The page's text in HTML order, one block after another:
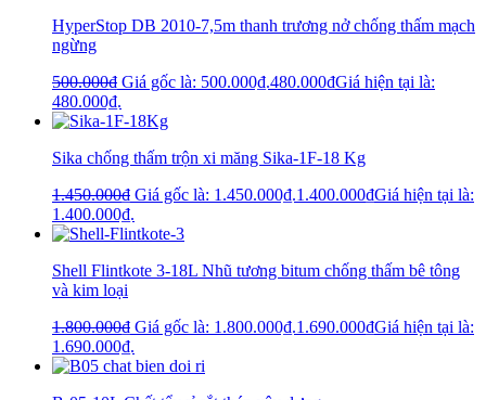
HyperStop DB 2010-7,5m thanh trương nở chống thấm mạch
ngừng
500.000₫ Giá gốc là: 500.000₫.480.000₫Giá hiện tại là:
480.000₫.
Sika chống thấm trộn xi măng Sika-1F-18 Kg
1.450.000₫ Giá gốc là: 1.450.000₫.1.400.000₫Giá hiện tại là:
1.400.000₫.
Shell Flintkote 3-18L Nhũ tương bitum chống thấm bê tông
và kim loại
1.800.000₫ Giá gốc là: 1.800.000₫.1.690.000₫Giá hiện tại là:
1.690.000₫.